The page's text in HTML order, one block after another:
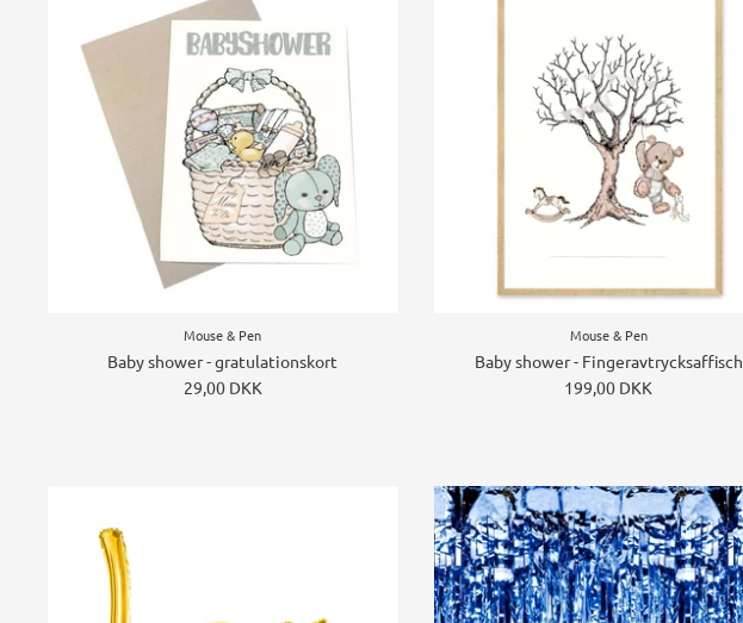
Mouse & Pen
Baby shower - gratulationskort
29,00 DKK
Mouse & Pen
Baby shower - Fingeravtrycksaffisch
199,00 DKK